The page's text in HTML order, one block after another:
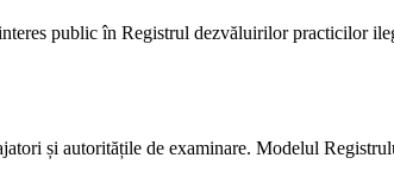
public în Registrul dezvăluirilor practicilor
și autoritățile de examinare. Modelul